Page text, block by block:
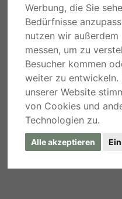
Werbung, die Sie
Bedürfnisse
nutzen wir außerdem
messen, um zu
Besucher kommen
weiter zu entwickeln.
unserer Website
von Cookies und
Technologien zu.
Alle akzeptieren